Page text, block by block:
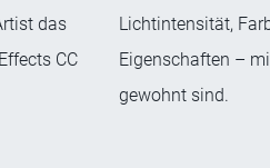
das
CC
Lichtintensität,
Eigenschaften –
gewohnt sind.